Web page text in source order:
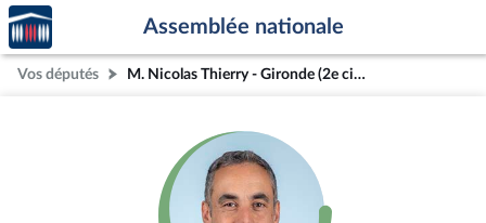
Aller au contenu
Aller en bas de la page
Accèder
à la
page
d'accueil
Assemblée nationale
Vos députés M. Nicolas Thierry - Gironde (2e circonscription)